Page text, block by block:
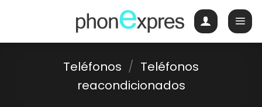
content
Teléfonos / Teléfonos
reacondicionados